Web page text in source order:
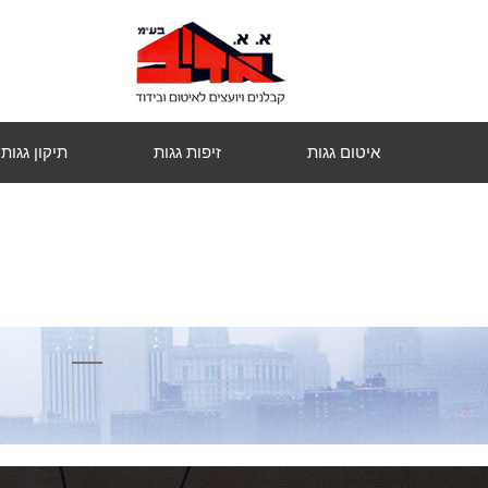
איטום גגות זיפות גגות תיקון גגות